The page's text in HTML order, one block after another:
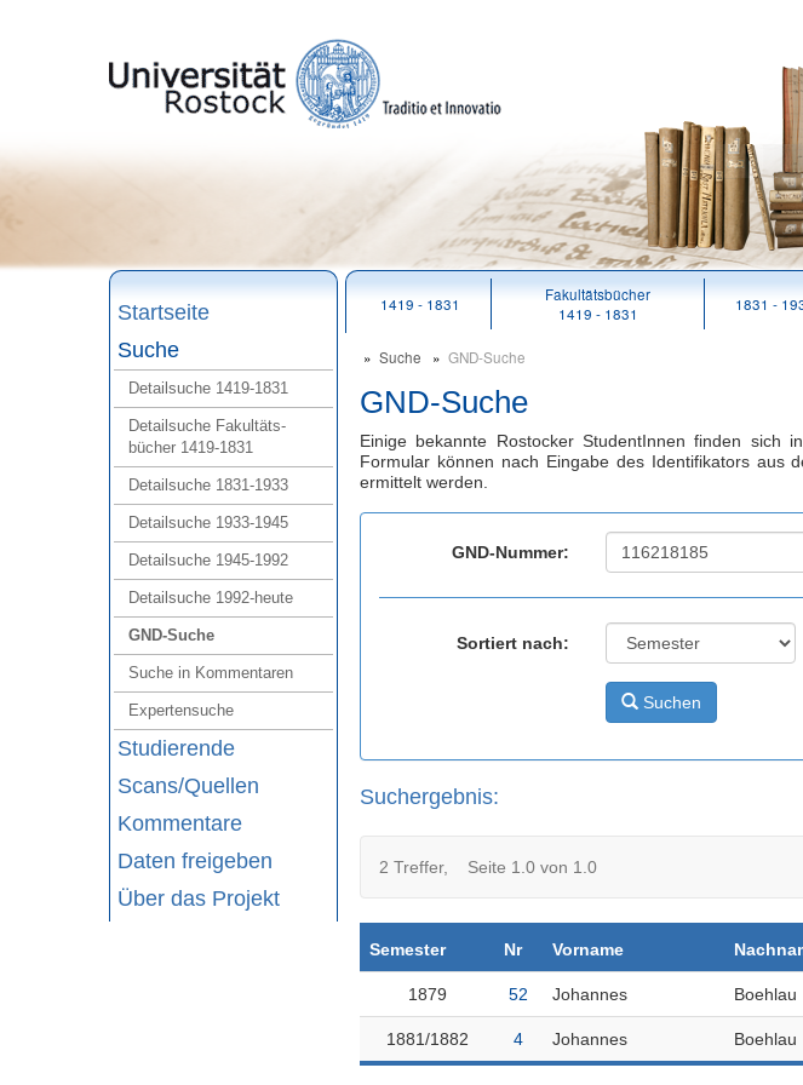
Startseite
Suche
Detailsuche 1419‑1831
Detailsuche Fakultäts-
bücher 1419‑1831
Detailsuche 1831‑1933
Detailsuche 1933‑1945
Detailsuche 1945‑1992
Detailsuche 1992‑heute
GND‑Suche
Suche in Kommentaren
Expertensuche
Studierende
Scans/Quellen
Kommentare
Daten freigeben
Über das Projekt
1419 - 1831
Fakultätsbücher
1419 - 1831
1831 -
Suche GND‑Suche
GND-Suche
Einige bekannte Rostocker StudentInnen finden sich
Formular können nach Eingabe des Identifikators aus
ermittelt werden.
GND-Nummer:
Sortiert nach:
Suchen
Suchergebnis:
2 Treffer, Seite 1.0 von 1.0
Semester Nr Vorname
1879 52 Johannes Boehlau
1881/1882 4 Johannes Boehlau